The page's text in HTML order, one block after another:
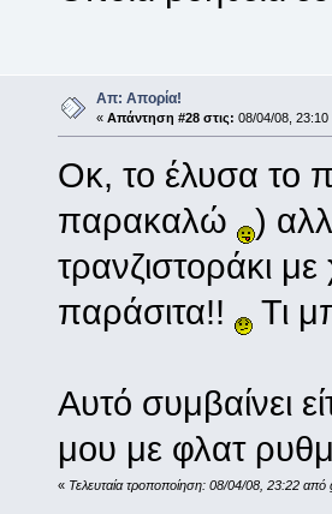
Απ: Απορία!
« Απάντηση #28 στις: 08/04/08, 23:10
Oκ, το έλυσα το
παρακαλώ
)
τρανζιστοράκι
παράσιτα!!
Τι
Αυτό συμβαίνει
μου με φλατ
« Τελευταία τροποποίηση: 08/04/08, 23:22 από